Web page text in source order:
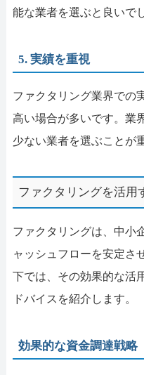
能な業者を選ぶと良いで
5. 実績を重視
ファクタリング業界での
高い場合が多いです。業
少ない業者を選ぶことが
ファクタリングを活用
ファクタリングは、中小
ャッシュフローを安定さ
下では、その効果的な活
ドバイスを紹介します。
効果的な資金調達戦略